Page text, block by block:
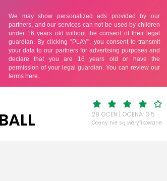
28 OCEN | OCENA: 3.5
Oceny nie są weryfikowane